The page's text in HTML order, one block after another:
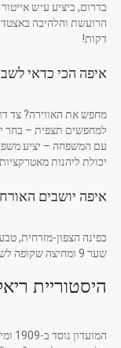
דקות!
איפה הכי כדאי
יכולת ליהנות
איפה יושבים
שער 9 ומחיצה שקופה לשוהים.
היסטוריית